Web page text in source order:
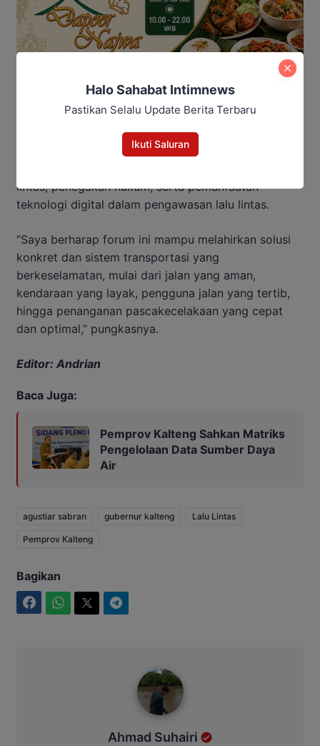
lintas, penegakan hukum, serta pemanfaatan
teknologi digital dalam pengawasan lalu lintas.
“Saya berharap forum ini mampu melahirkan solusi
konkret dan sistem transportasi yang
berkeselamatan, mulai dari jalan yang aman,
kendaraan yang layak, pengguna jalan yang tertib,
hingga penanganan pascakecelakaan yang cepat
dan optimal,” pungkasnya.
Editor: Andrian
Baca Juga:
Pemprov Kalteng Sahkan Matriks
Pengelolaan Data Sumber Daya
Air
agustiar sabran gubernur kalteng Lalu Lintas
Pemprov Kalteng
Bagikan
Ahmad Suhairi
Halo Sahabat Intimnews
Pastikan Selalu Update Berita Terbaru
Ikuti Saluran